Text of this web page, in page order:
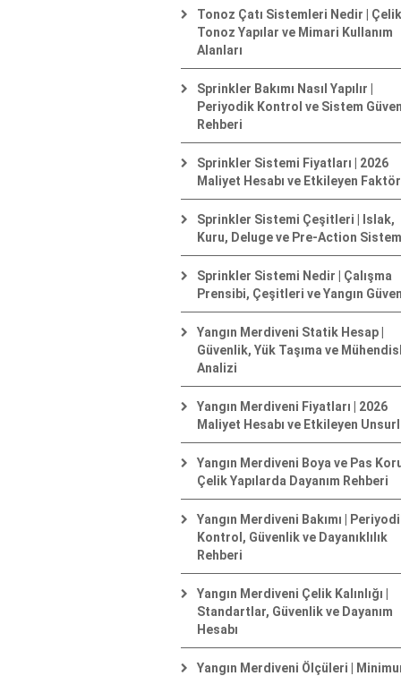
Tonoz Çatı Sistemleri Nedir | Çelik
Tonoz Yapılar ve Mimari Kullanım
Alanları
Sprinkler Bakımı Nasıl Yapılır |
Periyodik Kontrol ve Sistem
Rehberi
Sprinkler Sistemi Fiyatları | 2026
Maliyet Hesabı ve Etkileyen
Sprinkler Sistemi Çeşitleri | Islak,
Kuru, Deluge ve Pre-Action
Sprinkler Sistemi Nedir | Çalışma
Prensibi, Çeşitleri ve Yangın
Yangın Merdiveni Statik Hesap |
Güvenlik, Yük Taşıma ve
Analizi
Yangın Merdiveni Fiyatları | 2026
Maliyet Hesabı ve Etkileyen
Yangın Merdiveni Boya ve Pas
Çelik Yapılarda Dayanım Rehberi
Yangın Merdiveni Bakımı |
Kontrol, Güvenlik ve Dayanıklılık
Rehberi
Yangın Merdiveni Çelik Kalınlığı |
Standartlar, Güvenlik ve Dayanım
Hesabı
Yangın Merdiveni Ölçüleri |